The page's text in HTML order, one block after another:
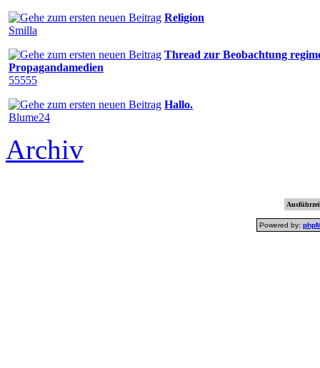
Religion
Smilla
Thread zur Beobachtung
Propagandamedien
55555
Hallo.
Blume24
Archiv
Powered by: